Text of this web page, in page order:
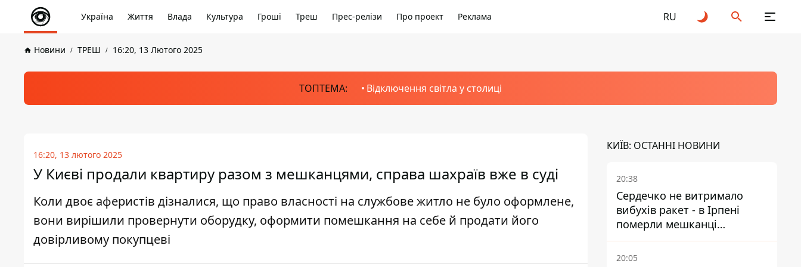
Україна Життя Влада Культура Гроші Треш Прес-релізи Про проект Реклама RU
Новини ТРЕШ 16:20, 13 Лютого 2025
ТОПТЕМА: Відключення світла у столиці
16:20, 13 лютого 2025
У Києві продали квартиру разом з мешканцями, справа шахраїв вже в суді
Коли двоє аферистів дізналися, що право власності на службове житло не було оформлене,
вони вирішили провернути оборудку, оформити помешкання на себе й продати його
довірливому покупцеві
КИЇВ: ОСТАННІ НОВИНИ
20:38
Сердечко не витримало
вибухів ракет - в Ірпені
померли мешканці
притулку для собак з
інвалідністю
20:05